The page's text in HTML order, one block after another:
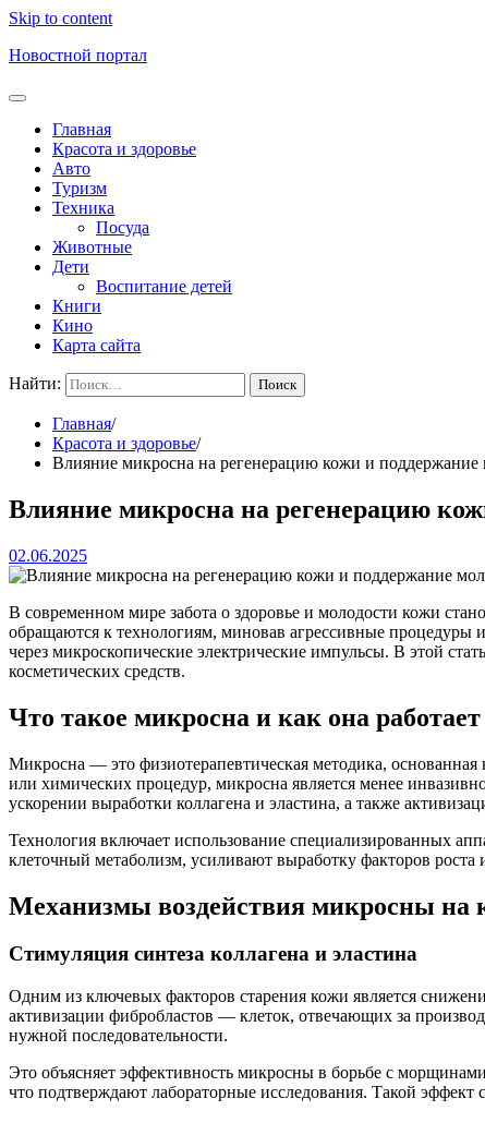
Skip to content
Новостной портал
Главная
Красота и здоровье
Авто
Туризм
Техника
Посуда
Животные
Дети
Воспитание детей
Книги
Кино
Карта сайта
Найти:
Главная
Красота и здоровье
Влияние микросна на регенерацию кожи и поддержание
Влияние микросна на регенерацию
02.06.2025
В современном мире забота о здоровье и молодости кожи
обращаются к технологиям, миновав агрессивные
через микроскопические электрические импульсы. В этой
косметических средств.
Что такое микросна и как она работает
Микросна — это физиотерапевтическая методика,
или химических процедур, микросна является менее
ускорении выработки коллагена и эластина, а также
Технология включает использование специализированных
клеточный метаболизм, усиливают выработку факторов
Механизмы воздействия микросны на
Стимуляция синтеза коллагена и эластина
Одним из ключевых факторов старения кожи является
активизации фибробластов — клеток, отвечающих за
нужной последовательности.
Это объясняет эффективность микросны в борьбе с
что подтверждают лабораторные исследования. Такой эффект